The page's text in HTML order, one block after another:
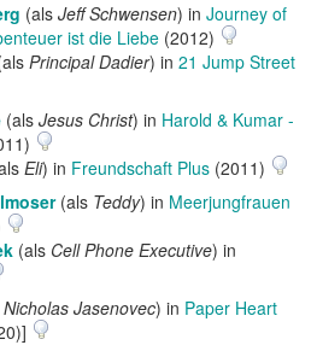
(als Jeff Schwensen) in Journey of
ist die Liebe (2012)
Principal Dadier) in 21 Jump Street
(als Jesus Christ) in Harold & Kumar -
Eli) in Freundschaft Plus (2011)
(als Teddy) in Meerjungfrauen
(als Cell Phone Executive) in
Nicholas Jasenovec) in Paper Heart